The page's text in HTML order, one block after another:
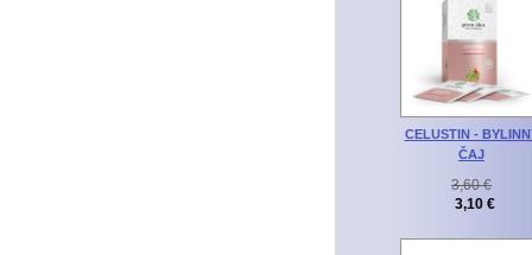
CELUSTIN -
ČAJ
3,60 €
3,10 €